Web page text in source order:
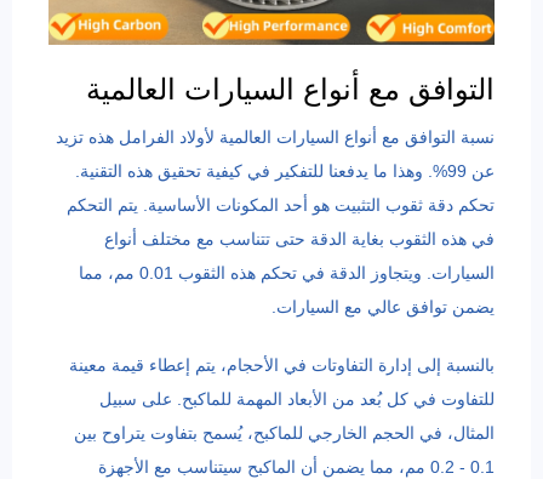
التوافق مع أنواع السيارات العالمية
نسبة التوافق مع أنواع السيارات العالمية لأولاد الفرامل هذه تزيد
عن 99%. وهذا ما يدفعنا للتفكير في كيفية تحقيق هذه التقنية.
تحكم دقة ثقوب التثبيت هو أحد المكونات الأساسية. يتم التحكم
في هذه الثقوب بغاية الدقة حتى تتناسب مع مختلف أنواع
السيارات. ويتجاوز الدقة في تحكم هذه الثقوب 0.01 مم، مما
يضمن توافق عالي مع السيارات.
بالنسبة إلى إدارة التفاوتات في الأحجام، يتم إعطاء قيمة معينة
للتفاوت في كل بُعد من الأبعاد المهمة للماكبح. على سبيل
المثال، في الحجم الخارجي للماكبح، يُسمح بتفاوت يتراوح بين
0.1 - 0.2 مم، مما يضمن أن الماكبح سيتناسب مع الأجهزة